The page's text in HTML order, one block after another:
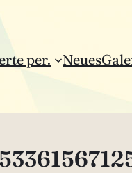
per. Neues